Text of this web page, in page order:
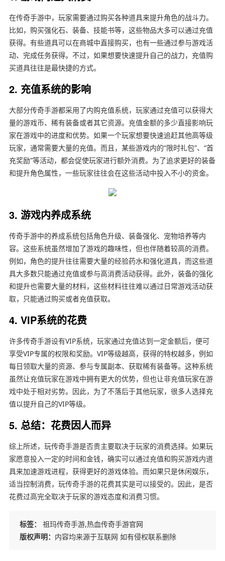
在传奇手游中，玩家需要通过购买各种道具来提升角色的战斗力。
比如，购买强化石、装备、技能书等，这些物品大多可以通过充值
获得。有些道具可以在商城中直接购买，也有一些通过参与游戏活
动、完成任务获得。不过，如果想要快速提升自己的战力，充值购
买道具往往是最快捷的方式。
2. 充值系统的影响
大部分传奇手游都采用了内购充值系统，玩家通过充值可以获得大
量的游戏币、稀有装备或者其它资源。充值金额的多少直接影响玩
家在游戏中的进度和优势。如果一个玩家想要快速追赶其他高等级
玩家，通常需要大量的充值。而且，某些游戏内的“限时礼包”、“首
充奖励”等活动，都会促使玩家进行额外消费。为了追求更好的装备
和提升角色属性，一些玩家往往会在这些活动中投入不小的资金。
3. 游戏内养成系统
传奇手游中的养成系统包括角色升级、装备强化、宠物培养等内
容。这些系统虽然增加了游戏的趣味性，但也伴随着较高的消费。
例如，角色的提升往往需要大量的经验药水和强化道具，而这些道
具大多数只能通过充值或参与高消费活动获得。此外，装备的强化
和提升也需要大量的材料，这些材料往往难以通过日常游戏活动获
取，只能通过购买或者充值获取。
4. VIP系统的花费
许多传奇手游设有VIP系统，玩家通过充值达到一定金额后，便可
享受VIP专属的权限和奖励。VIP等级越高，获得的特权越多，例如
每日领取大量的资源、参与专属副本、获取稀有装备等。这种系统
虽然让充值玩家在游戏中拥有更大的优势，但也让非充值玩家在游
戏中处于相对劣势。因此，为了不落后于其他玩家，很多人选择充
值以提升自己的VIP等级。
5. 总结：花费因人而异
综上所述，玩传奇手游是否贵主要取决于玩家的消费选择。如果玩
家愿意投入一定的时间和金钱，确实可以通过充值和购买游戏内道
具来加速游戏进程，获得更好的游戏体验。而如果只是休闲娱乐，
适当控制消费，玩传奇手游的花费其实是可以接受的。因此，是否
花费过高完全取决于玩家的游戏态度和消费习惯。
标签：
祖玛传奇手游,热血传奇手游官网
版权声明： 内容均来源于互联网 如有侵权联系删除